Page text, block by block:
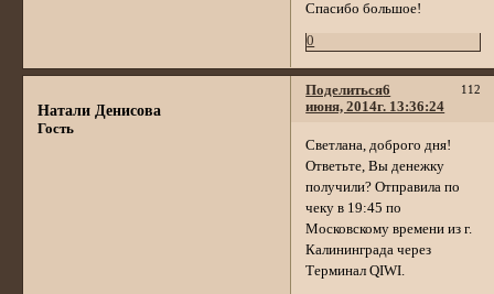
Спасибо большое!
0
Поделиться 112
6
июня, 2014г. 13:36:24
Натали Денисова
Гость
Светлана, доброго дня!
Ответьте, Вы денежку
получили? Отправила по
чеку в 19:45 по
Московскому времени из г.
Калининграда через
Терминал QIWI.